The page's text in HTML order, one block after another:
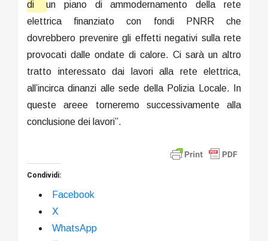
di
un piano di ammodernamento della rete
elettrica finanziato con fondi PNRR che
dovrebbero prevenire gli effetti negativi sulla rete
provocati dalle ondate di calore. Ci sarà un altro
tratto interessato dai lavori alla rete elettrica,
all’incirca dinanzi alle sede della Polizia Locale. In
queste areee torneremo successivamente alla
conclusione dei lavori”.
Condividi:
Facebook
X
WhatsApp